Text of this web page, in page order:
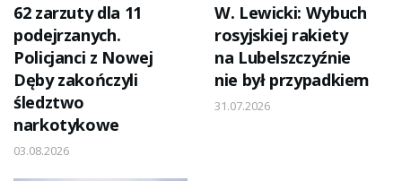
62 zarzuty dla 11
podejrzanych.
Policjanci z Nowej
Dęby zakończyli
śledztwo
narkotykowe
03.08.2026
W. Lewicki: Wybuch
rosyjskiej rakiety
na Lubelszczyźnie
nie był przypadkiem
31.07.2026